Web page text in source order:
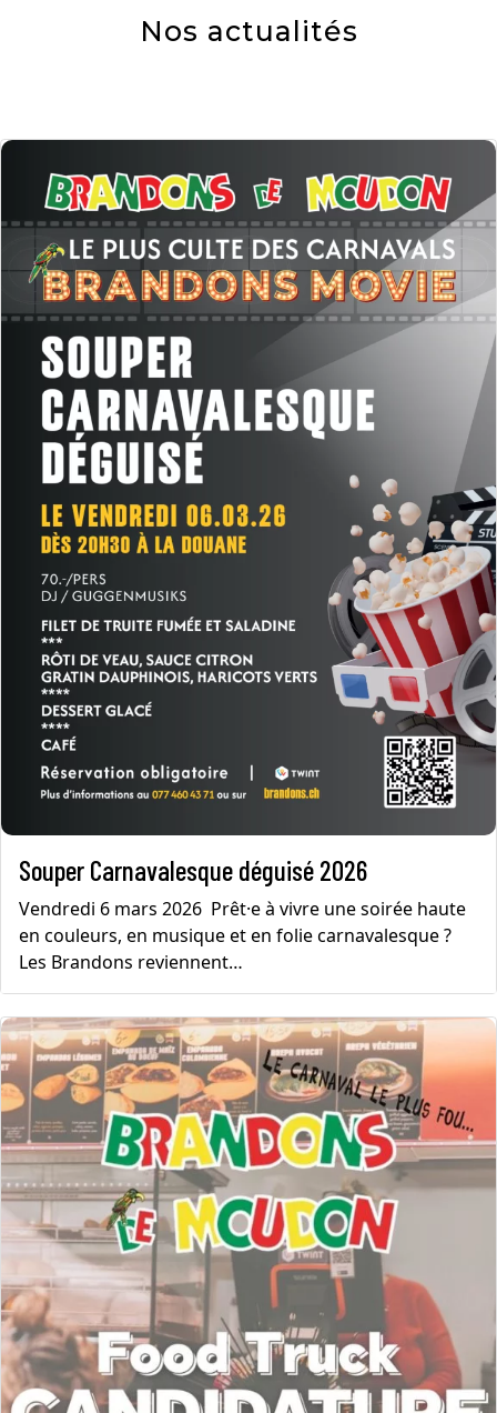
Nos actualités
Souper Carnavalesque déguisé 2026
Vendredi 6 mars 2026 Prêt·e à vivre une soirée haute
en couleurs, en musique et en folie carnavalesque ?
Les Brandons reviennent…